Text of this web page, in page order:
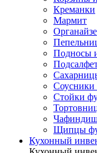
Креманки
Мармит
Подносы
Соусники
Стойки
Щипцы
Кухонный